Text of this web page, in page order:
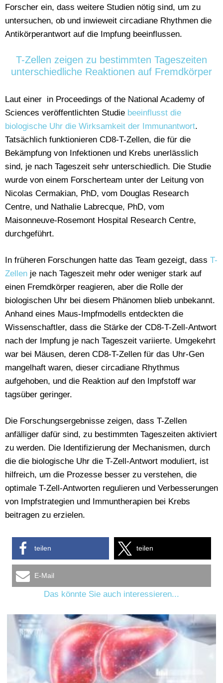
Forscher ein, dass weitere Studien nötig sind, um zu
untersuchen, ob und inwieweit circadiane Rhythmen die
Antikörperantwort auf die Impfung beeinflussen.
T-Zellen zeigen zu bestimmten Tageszeiten
unterschiedliche Reaktionen auf Fremdkörper
Laut einer in Proceedings of the National Academy of
Sciences veröffentlichten Studie beeinflusst die
biologische Uhr die Wirksamkeit der Immunantwort.
Tatsächlich funktionieren CD8-T-Zellen, die für die
Bekämpfung von Infektionen und Krebs unerlässlich
sind, je nach Tageszeit sehr unterschiedlich. Die Studie
wurde von einem Forscherteam unter der Leitung von
Nicolas Cermakian, PhD, vom Douglas Research
Centre, und Nathalie Labrecque, PhD, vom
Maisonneuve-Rosemont Hospital Research Centre,
durchgeführt.
In früheren Forschungen hatte das Team gezeigt, dass T-
Zellen je nach Tageszeit mehr oder weniger stark auf
einen Fremdkörper reagieren, aber die Rolle der
biologischen Uhr bei diesem Phänomen blieb unbekannt.
Anhand eines Maus-Impfmodells entdeckten die
Wissenschaftler, dass die Stärke der CD8-T-Zell-Antwort
nach der Impfung je nach Tageszeit variierte. Umgekehrt
war bei Mäusen, deren CD8-T-Zellen für das Uhr-Gen
mangelhaft waren, dieser circadiane Rhythmus
aufgehoben, und die Reaktion auf den Impfstoff war
tagsüber geringer.
Die Forschungsergebnisse zeigen, dass T-Zellen
anfälliger dafür sind, zu bestimmten Tageszeiten aktiviert
zu werden. Die Identifizierung der Mechanismen, durch
die die biologische Uhr die T-Zell-Antwort moduliert, ist
hilfreich, um die Prozesse besser zu verstehen, die
optimale T-Zell-Antworten regulieren und Verbesserungen
von Impfstrategien und Immuntherapien bei Krebs
beitragen zu erzielen.
teilen teilen
E-Mail
Das könnte Sie auch interessieren...